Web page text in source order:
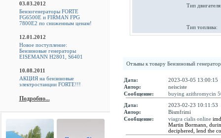
03.03.2012
Бензогенераторы FORTE
FG6500E и FIRMAN FPG
7800E2 по сниженным ценам!
12.01.2012
Новое поступление:
Бензиновые генераторы
EISEMANN H2801, S6401
10.08.2011
АКЦИЯ на бензиновые
электростанции FORTE!!!
Подробно...
Тип
Тип топлива:
Отзывы к товару Бензиновый
Дата:
2023-03-05 13:00:15
Автор:
neisciste
Сообщение:
buying azithromycin
Дата:
2023-02-23 10:11:53
Автор:
Bismfrimi
Сообщение:
viagra cialis online
Martin Bormann,
deciphered, lend the